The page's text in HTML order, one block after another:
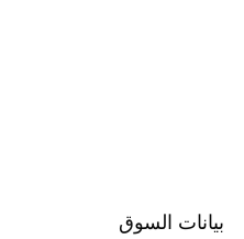
بيانات السوق